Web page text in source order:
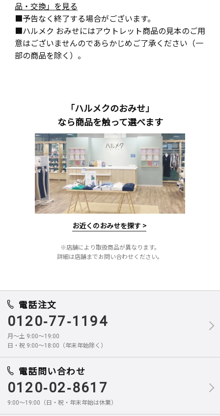
品・交換」を見る
■予告なく終了する場合がございます。
■ハルメク おみせにはアウトレット商品の見本のご用
意はございませんのであらかじめご了承ください（一
部の商品を除く）。
「ハルメクのおみせ」
なら商品を触って選べます
お近くのおみせを探す >
※店舗により取扱商品が異なります。
詳細は店舗までお問い合わせください。
電話注文
0120-77-1194
月～土 9:00～19:00
日・祝 9:00～18:00（年末年始除く）
電話問い合わせ
0120-02-8617
9:00～19:00（日・祝・年末年始は休業）